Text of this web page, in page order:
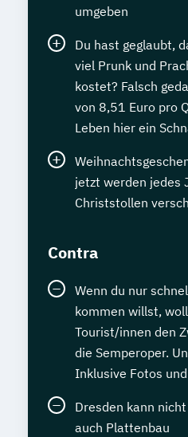
umgeben
Du hast geglaubt,
viel Prunk und
kostet? Falsch
von 8,51 Euro pro
Leben hier ein
jetzt werden jedes
Christstollen
Contra
Wenn du nur
kommen willst,
Tourist/innen den
die Semperoper.
Inklusive Fotos
Dresden kann
auch Plattenbau